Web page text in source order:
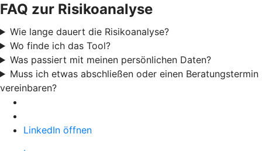
FAQ zur Risikoanalyse
Wie lange dauert die Risikoanalyse?
Wo finde ich das Tool?
Was passiert mit meinen persönlichen Daten?
Muss ich etwas abschließen oder einen Beratungstermin
vereinbaren?
LinkedIn öffnen